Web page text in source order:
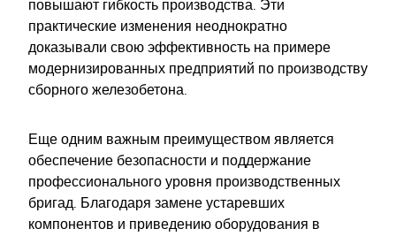
повышают гибкость производства. Эти
практические изменения неоднократно
доказывали свою эффективность на примере
модернизированных предприятий по производству
сборного железобетона.
Еще одним важным преимуществом является
обеспечение безопасности и поддержание
профессионального уровня производственных
бригад. Благодаря замене устаревших
компонентов и приведению оборудования в